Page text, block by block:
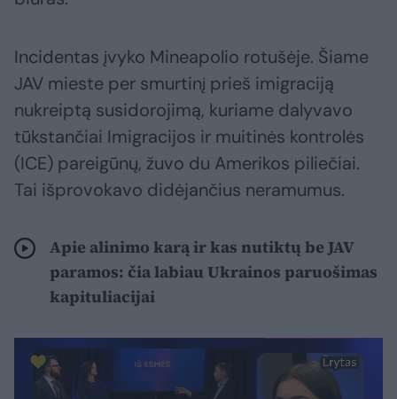
Incidentas įvyko Mineapolio rotušėje. Šiame
JAV mieste per smurtinį prieš imigraciją
nukreiptą susidorojimą, kuriame dalyvavo
tūkstančiai Imigracijos ir muitinės kontrolės
(ICE) pareigūnų, žuvo du Amerikos piliečiai.
Tai išprovokavo didėjančius neramumus.
Apie alinimo karą ir kas nutiktų be JAV
paramos: čia labiau Ukrainos paruošimas
kapituliacijai